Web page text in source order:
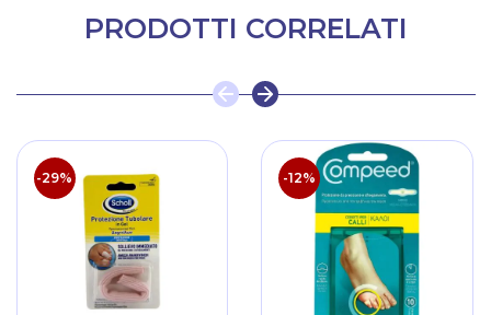
PRODOTTI CORRELATI
-29% -12%